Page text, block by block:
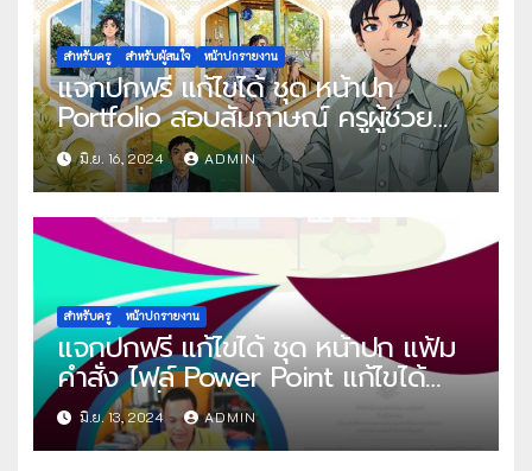
สำหรับครู สำหรับผู้สนใจ หน้าปกรายงาน
แจกปกฟรี แก้ไขได้ ชุด หน้าปก
Portfolio สอบสัมภาษณ์ ครูผู้ช่วย
ไฟล์ Power Point และไฟล์ เทมเพลต
Canva แก้ไขได้ โดย ครูนัท กราฟิก
มิ.ย. 16, 2024 ADMIN
สำหรับครู หน้าปกรายงาน
แจกปกฟรี แก้ไขได้ ชุด หน้าปก แฟ้ม
คำสั่ง ไฟล์ Power Point แก้ไขได้
โดย ปันสื่อการสอน ครูเอกชัย
มิ.ย. 13, 2024 ADMIN